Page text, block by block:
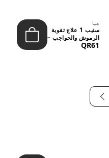
ميا
ستيب 1 علاج تقوية
الرموش والحواجب –
12 مل
QR61